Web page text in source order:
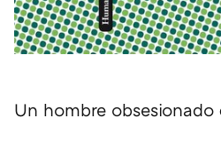
Un hombre